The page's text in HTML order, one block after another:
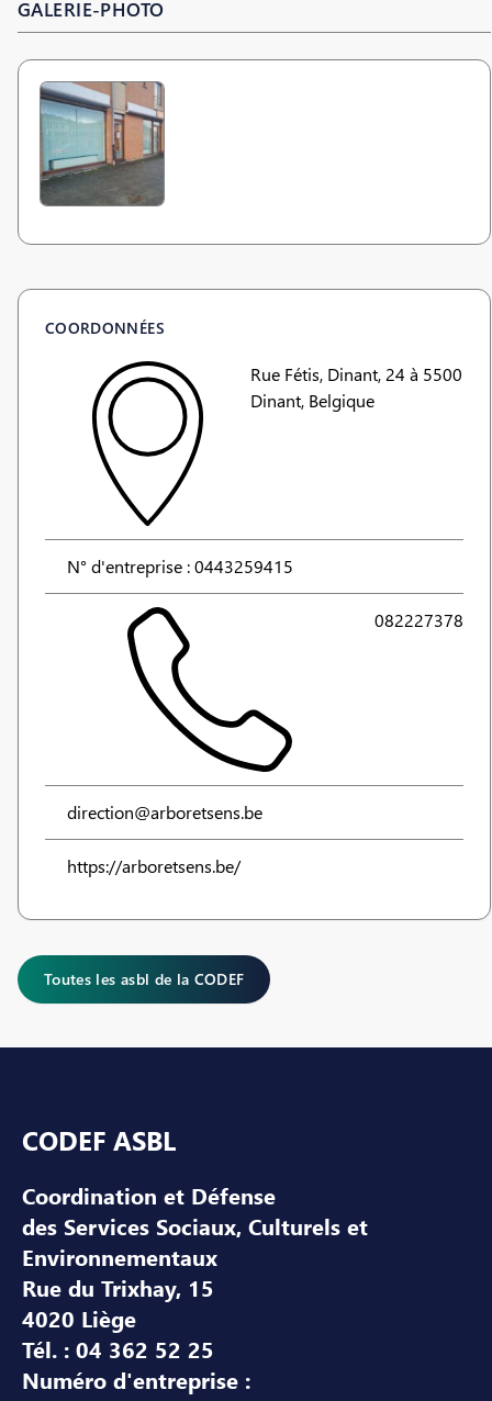
GALERIE-PHOTO
COORDONNÉES
Rue Fétis, Dinant, 24 à 5500
Dinant, Belgique
N° d'entreprise : 0443259415
082227378
direction@arboretsens.be
https://arboretsens.be/
Toutes les asbl de la CODEF
CODEF ASBL
Coordination et Défense
des Services Sociaux, Culturels et
Environnementaux
Rue du Trixhay, 15
4020 Liège
Tél. : 04 362 52 25
Numéro d'entreprise :